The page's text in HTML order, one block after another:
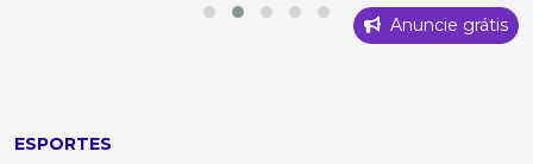
Anuncie grátis
ESPORTES